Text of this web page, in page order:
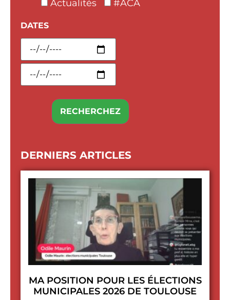
Actualités #ACA
DATES
DERNIERS ARTICLES
MA POSITION POUR LES ÉLECTIONS
MUNICIPALES 2026 DE TOULOUSE